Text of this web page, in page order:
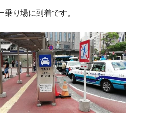
乗り場に到着です。